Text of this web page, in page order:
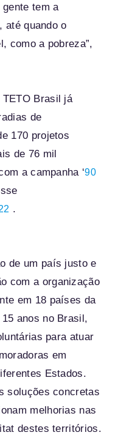
tem a
até quando o
como a pobreza”,
TETO Brasil já
de
170 projetos
de 76 mil
a campanha ‘90
.
de um país justo e
com a organização
em 18 países da
anos no Brasil,
para atuar
em
Estados.
soluções concretas
melhorias nas
destes territórios.